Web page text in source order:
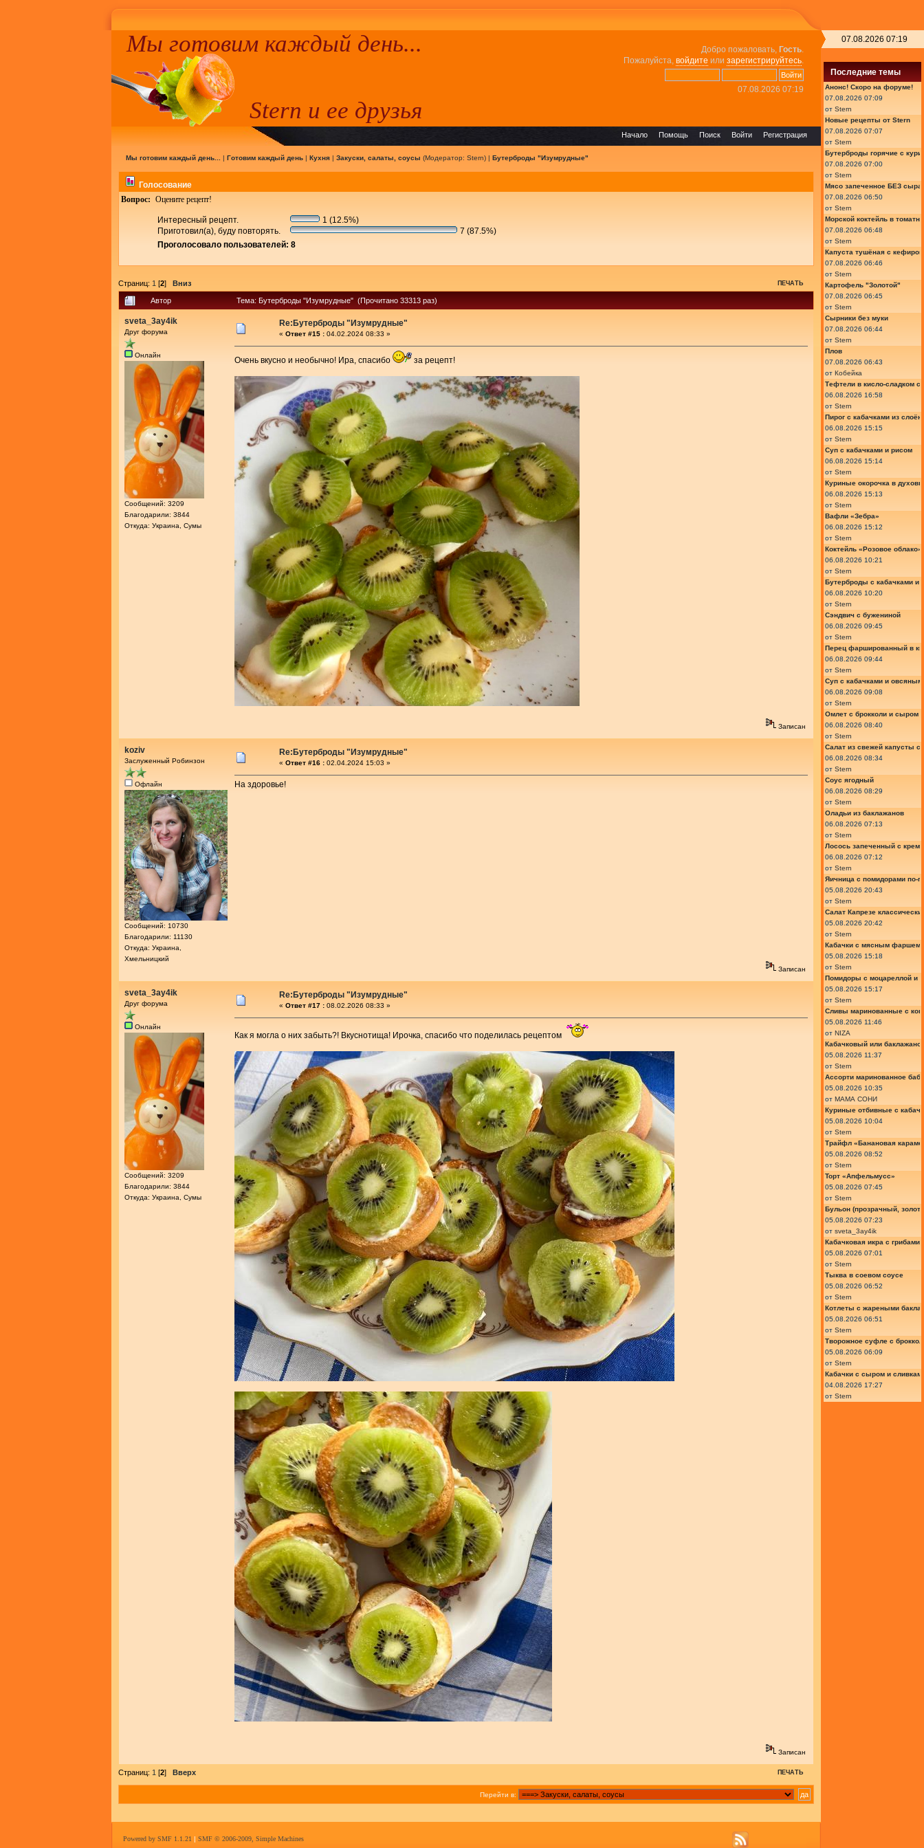
Добро пожаловать, Гость.
Пожалуйста, войдите или зарегистрируйтесь.
07.08.2026 07:19
Мы готовим каждый день...
Stern и ее друзья
Регистрация
Войти
Поиск
Помощь
Начало
Мы готовим каждый день... | Готовим каждый день| Кухня| Закуски, салаты, соусы (Модератор: Stern) | Бутерброды "Изумрудные"
Голосование
Вопрос: Оцените рецепт!
Интересный рецепт.
1 (12.5%)
Приготовил(а), буду повторять.
7 (87.5%)
Проголосовало пользователей: 8
Страниц: 1 [2] Вниз ПЕЧАТЬ
Автор Тема: Бутерброды "Изумрудные" (Прочитано 33313 раз)
sveta_3ay4ik
Друг форума
Онлайн
Сообщений: 3209
Благодарили: 3844
Откуда: Украина, Сумы
Re:Бутерброды "Изумрудные"
« Ответ #15 : 04.02.2024 08:33 »
Очень вкусно и необычно! Ира, спасибо за рецепт!
Записан
koziv
Заслуженный Робинзон
Офлайн
Сообщений: 10730
Благодарили: 11130
Откуда: Украина,
Хмельницкий
Re:Бутерброды "Изумрудные"
« Ответ #16 : 02.04.2024 15:03 »
На здоровье!
Записан
sveta_3ay4ik
Друг форума
Онлайн
Сообщений: 3209
Благодарили: 3844
Откуда: Украина, Сумы
Re:Бутерброды "Изумрудные"
« Ответ #17 : 08.02.2026 08:33 »
Как я могла о них забыть?! Вкуснотища! Ирочка, спасибо что поделилась рецептом
Записан
Страниц: 1 [2] Вверх ПЕЧАТЬ
Перейти в:
Powered by SMF 1.1.21 | SMF © 2006-2009, Simple Machines
07.08.2026 07:19
Последние темы
Анонс! Скоро на форуме!
07.08.2026 07:09
от Stern
Новые рецепты от Stern
07.08.2026 07:07
от Stern
Бутерброды горячие с
07.08.2026 07:00
от Stern
Мясо запеченное БЕЗ сыра
07.08.2026 06:50
от Stern
Морской коктейль в
07.08.2026 06:48
от Stern
Капуста тушёная с кефиром
07.08.2026 06:46
от Stern
Картофель "Золотой"
07.08.2026 06:45
от Stern
Сырники без муки
07.08.2026 06:44
от Stern
Плов
07.08.2026 06:43
от Кобейка
Тефтели в кисло-сладком
06.08.2026 16:58
от Stern
Пирог с кабачками из
06.08.2026 15:15
от Stern
Суп с кабачками и рисом
06.08.2026 15:14
от Stern
Куриные окорочка в
06.08.2026 15:13
от Stern
Вафли «Зебра»
06.08.2026 15:12
от Stern
Коктейль «Розовое
06.08.2026 10:21
от Stern
Бутерброды с кабачками и
06.08.2026 10:20
от Stern
Сэндвич с бужениной
06.08.2026 09:45
от Stern
Перец фаршированный в
06.08.2026 09:44
от Stern
Суп с кабачками и
06.08.2026 09:08
от Stern
Омлет с брокколи и сыром
06.08.2026 08:40
от Stern
Салат из свежей капусты
06.08.2026 08:34
от Stern
Соус ягодный
06.08.2026 08:29
от Stern
Оладьи из баклажанов
06.08.2026 07:13
от Stern
Лосось запеченный с
06.08.2026 07:12
от Stern
Яичница с помидорами по-
05.08.2026 20:43
от Stern
Салат Капрезе
05.08.2026 20:42
от Stern
Кабачки с мясным фаршем
05.08.2026 15:18
от Stern
Помидоры с моцареллой и
05.08.2026 15:17
от Stern
Сливы маринованные с
05.08.2026 11:46
от NIZA
Кабачковый или
05.08.2026 11:37
от Stern
Ассорти маринованное
05.08.2026 10:35
от МАМА СОНИ
Куриные отбивные с
05.08.2026 10:04
от Stern
Трайфл «Банановая
05.08.2026 08:52
от Stern
Торт «Апфельмусс»
05.08.2026 07:45
от Stern
Бульон (прозрачный,
05.08.2026 07:23
от sveta_3ay4ik
Кабачковая икра с грибами
05.08.2026 07:01
от Stern
Тыква в соевом соусе
05.08.2026 06:52
от Stern
Котлеты с жареными
05.08.2026 06:51
от Stern
Творожное суфле с
05.08.2026 06:09
от Stern
Кабачки с сыром и
04.08.2026 17:27
от Stern